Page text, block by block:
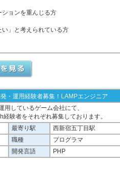
ションを重んじる方
い」と考えられている方
・運用経験者募集！LAMPエンジニア
用しているゲーム会社にて、
験者をそれぞれ募集しております。
最寄り駅
西新宿五丁目駅
職種
プログラマ
開発言語 PHP